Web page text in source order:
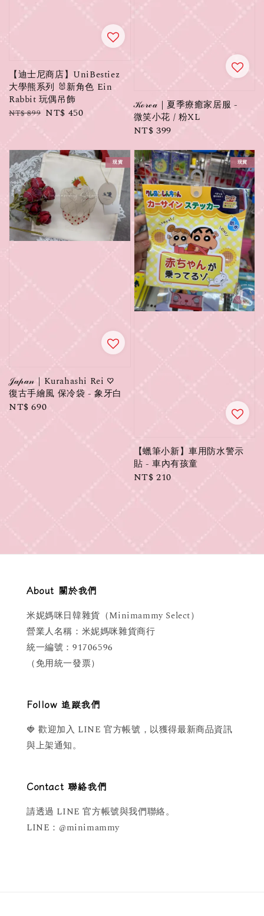
【迪士尼商店】UniBestiez
大學熊系列 🐰新角色 Ein
Rabbit 玩偶吊飾
Regular
NT$ 899 Sale
NT$ 450
𝒦ℴ𝓇ℯ𝒶｜夏季療癒家居服 -
微笑小花 / 粉XL
Regular
NT$ 399
現貨
𝒥𝒶𝓅𝒶𝓃｜Kurahashi Rei ♡
復古手繪風 保冷袋 - 象牙白
Regular
NT$ 690
現貨
【蠟筆小新】車用防水警示
貼 - 車內有孩童
Regular
NT$ 210
About 關於我們
米妮媽咪日韓雜貨（Minimammy Select）
營業人名稱：米妮媽咪雜貨商行
統一編號：91706596
（免用統一發票）
Follow 追蹤我們
🍓 歡迎加入 LINE 官方帳號，以獲得最新商品資訊
與上架通知。
Contact 聯絡我們
請透過 LINE 官方帳號與我們聯絡。
LINE：@minimammy